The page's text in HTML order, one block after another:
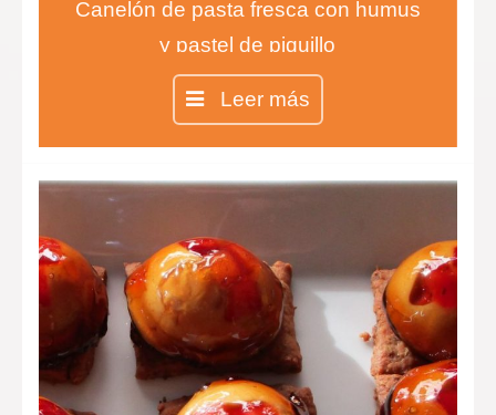
Canelón de pasta fresca con humus
y pastel de piquillo
Calamares rellenos de verdura y
Esferas de yogurt con fresa y con
una suave membrana de módena.
Leer más